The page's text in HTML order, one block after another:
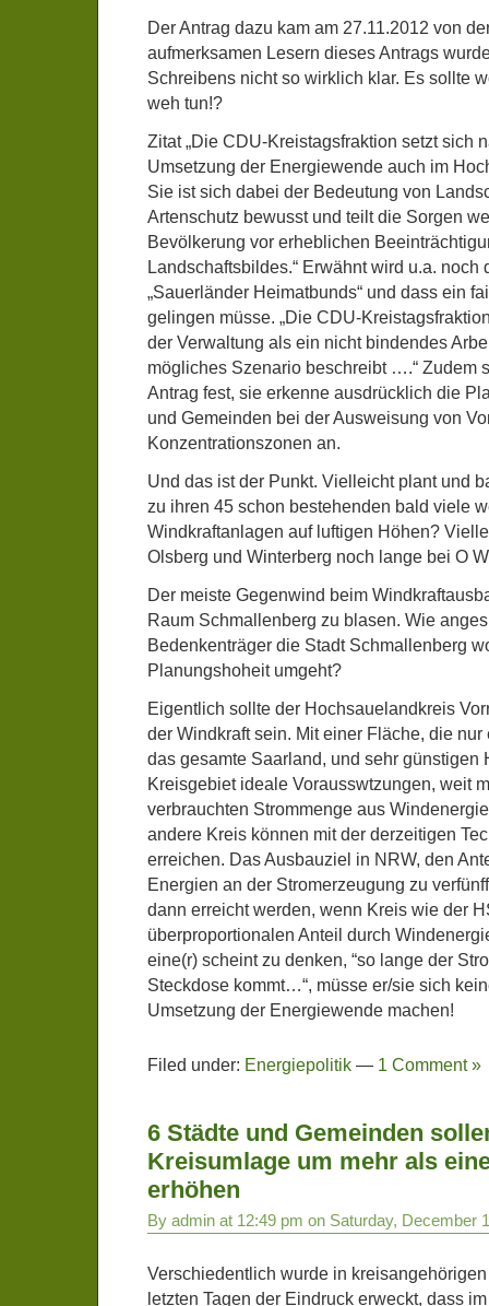
Der Antrag dazu kam am 27.11.2012 von
aufmerksamen Lesern dieses Antrags
Schreibens nicht so wirklich klar. Es sollte
weh tun!?
Zitat „Die CDU-Kreistagsfraktion setzt sich
Umsetzung der Energiewende auch im
Sie ist sich dabei der Bedeutung von
Artenschutz bewusst und teilt die Sorgen
Bevölkerung vor erheblichen
Landschaftsbildes.“ Erwähnt wird u.a.
„Sauerländer Heimatbunds“ und dass ein
gelingen müsse. „Die CDU-
der Verwaltung als ein nicht bindendes
mögliches Szenario beschreibt ….“ Zudem
Antrag fest, sie erkenne ausdrücklich die
und Gemeinden bei der Ausweisung von
Konzentrationszonen an.
Und das ist der Punkt. Vielleicht plant und
zu ihren 45 schon bestehenden bald viele
Windkraftanlagen auf luftigen Höhen?
Olsberg und Winterberg noch lange bei O
Der meiste Gegenwind beim
Raum Schmallenberg zu blasen. Wie
Bedenkenträger die Stadt Schmallenberg
Planungshoheit umgeht?
Eigentlich sollte der Hochsauelandkreis
der Windkraft sein. Mit einer Fläche, die
das gesamte Saarland, und sehr günstigen
Kreisgebiet ideale Vorausswtzungen, weit
verbrauchten Strommenge aus
andere Kreis können mit der derzeitigen
erreichen. Das Ausbauziel in NRW, den
Energien an der Stromerzeugung zu
dann erreicht werden, wenn Kreis wie der
überproportionalen Anteil durch
eine(r) scheint zu denken, “so lange der
Steckdose kommt…“, müsse er/sie sich
Umsetzung der Energiewende machen!
Filed under: Energiepolitik — 1 Comment »
6 Städte und Gemeinden
Kreisumlage um mehr als
erhöhen
By admin at 12:49 pm on Saturday, December
Verschiedentlich wurde in
letzten Tagen der Eindruck erweckt, dass